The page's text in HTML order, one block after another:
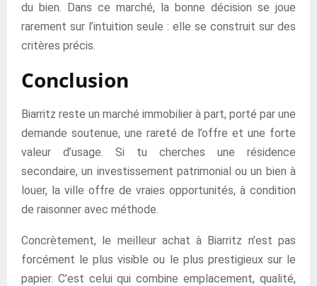
du bien. Dans ce marché, la bonne décision se joue
rarement sur l’intuition seule : elle se construit sur des
critères précis.
Conclusion
Biarritz reste un marché immobilier à part, porté par une
demande soutenue, une rareté de l’offre et une forte
valeur d’usage. Si tu cherches une résidence
secondaire, un investissement patrimonial ou un bien à
louer, la ville offre de vraies opportunités, à condition
de raisonner avec méthode.
Concrètement, le meilleur achat à Biarritz n’est pas
forcément le plus visible ou le plus prestigieux sur le
papier. C’est celui qui combine emplacement, qualité,